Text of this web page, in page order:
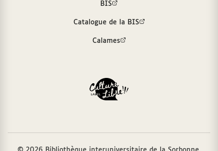
BIS
Catalogue de la BIS
Calames